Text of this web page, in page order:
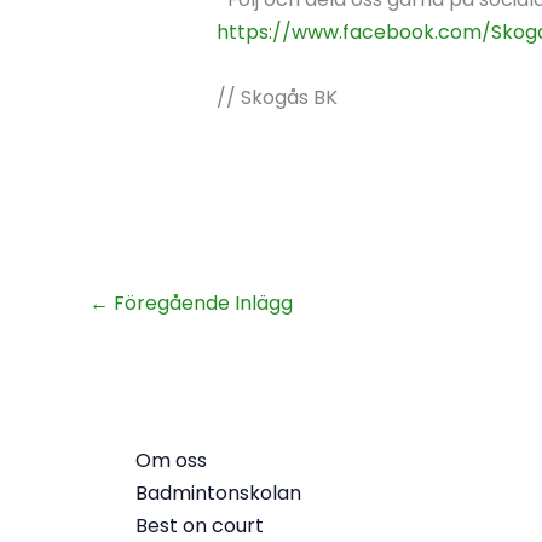
https://www.facebook.com/
// Skogås BK
← Föregående Inlägg
Om oss
Badmintonskolan
Best on court